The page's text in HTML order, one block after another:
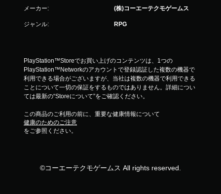
メーカー: (株)コーエーテクモゲームス
ジャンル: RPG
PlayStation™Storeでお買い上げのコンテンツは、1つの
PlayStation™Networkのアカウントで登録認証した複数の機器で
利用できる場合がございますが、当社は複数の機器で利用できる
ことについて一切の保証をするものではありません。詳細につい
ては最新の“Storeについて”をご確認ください。
この商品のご利用の前に、重要な健康情報について
健康のためのご注意
をご参照ください。
©コーエーテクモゲームス All rights reserved.